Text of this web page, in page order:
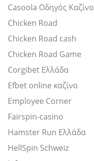
Casoola Οδηγός Καζίνο
Chicken Road
Chicken Road cash
Chicken Road Game
Corgibet Ελλάδα
Efbet online καζίνο
Employee Corner
Fairspin-casino
Hamster Run Ελλάδα
HellSpin Schweiz